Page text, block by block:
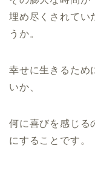
埋め尽くされてい
うか。
幸せに生きるため
いか、
何に喜びを感じる
にすることです。